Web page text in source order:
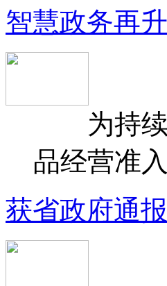
智慧政务再
为持续
品经营准
获省政府通